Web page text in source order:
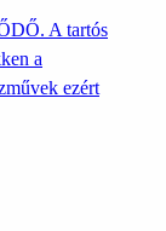
A tartós
a
ezért